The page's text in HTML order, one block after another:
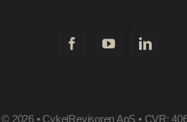
© 2026 • CykelRevisoren ApS • CVR: